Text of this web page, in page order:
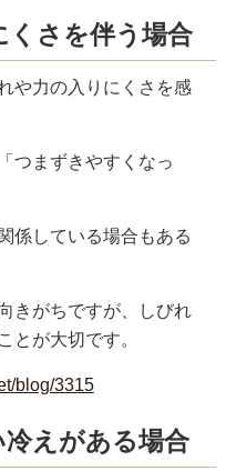
くさを伴う場合
や力の入りにくさを感
つまずきやすくなっ
係している場合もある
きがちですが、しびれ
とが大切です。
blog/3315
えがある場合